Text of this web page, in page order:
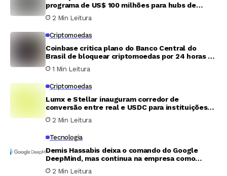
programa de US$ 100 milhões para hubs de
infraestrutura de inteligência artificial
2 Min Leitura
Criptomoedas
Coinbase critica plano do Banco Central do
Brasil de bloquear criptomoedas por 24 horas e
defende modelo de regulação colaborativa
1 Min Leitura
Criptomoedas
Lumx e Stellar inauguram corredor de
conversão entre real e USDC para instituições
financeiras no Brasil
2 Min Leitura
Tecnologia
Demis Hassabis deixa o comando do Google
DeepMind, mas continua na empresa como
presidente do conselho
2 Min Leitura